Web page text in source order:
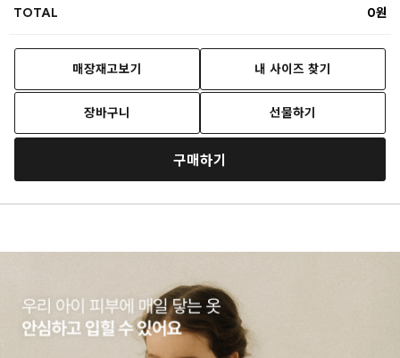
TOTAL 0
매장재고보기 내 사이즈 찾기
장바구니 선물하기
구매하기